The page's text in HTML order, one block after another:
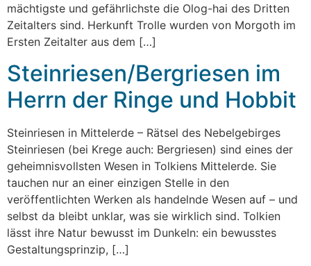
mächtigste und gefährlichste die Olog-hai des Dritten
Zeitalters sind. Herkunft Trolle wurden von Morgoth im
Ersten Zeitalter aus dem […]
Steinriesen/Bergriesen im
Herrn der Ringe und Hobbit
Steinriesen in Mittelerde – Rätsel des Nebelgebirges
Steinriesen (bei Krege auch: Bergriesen) sind eines der
geheimnisvollsten Wesen in Tolkiens Mittelerde. Sie
tauchen nur an einer einzigen Stelle in den
veröffentlichten Werken als handelnde Wesen auf – und
selbst da bleibt unklar, was sie wirklich sind. Tolkien
lässt ihre Natur bewusst im Dunkeln: ein bewusstes
Gestaltungsprinzip, […]